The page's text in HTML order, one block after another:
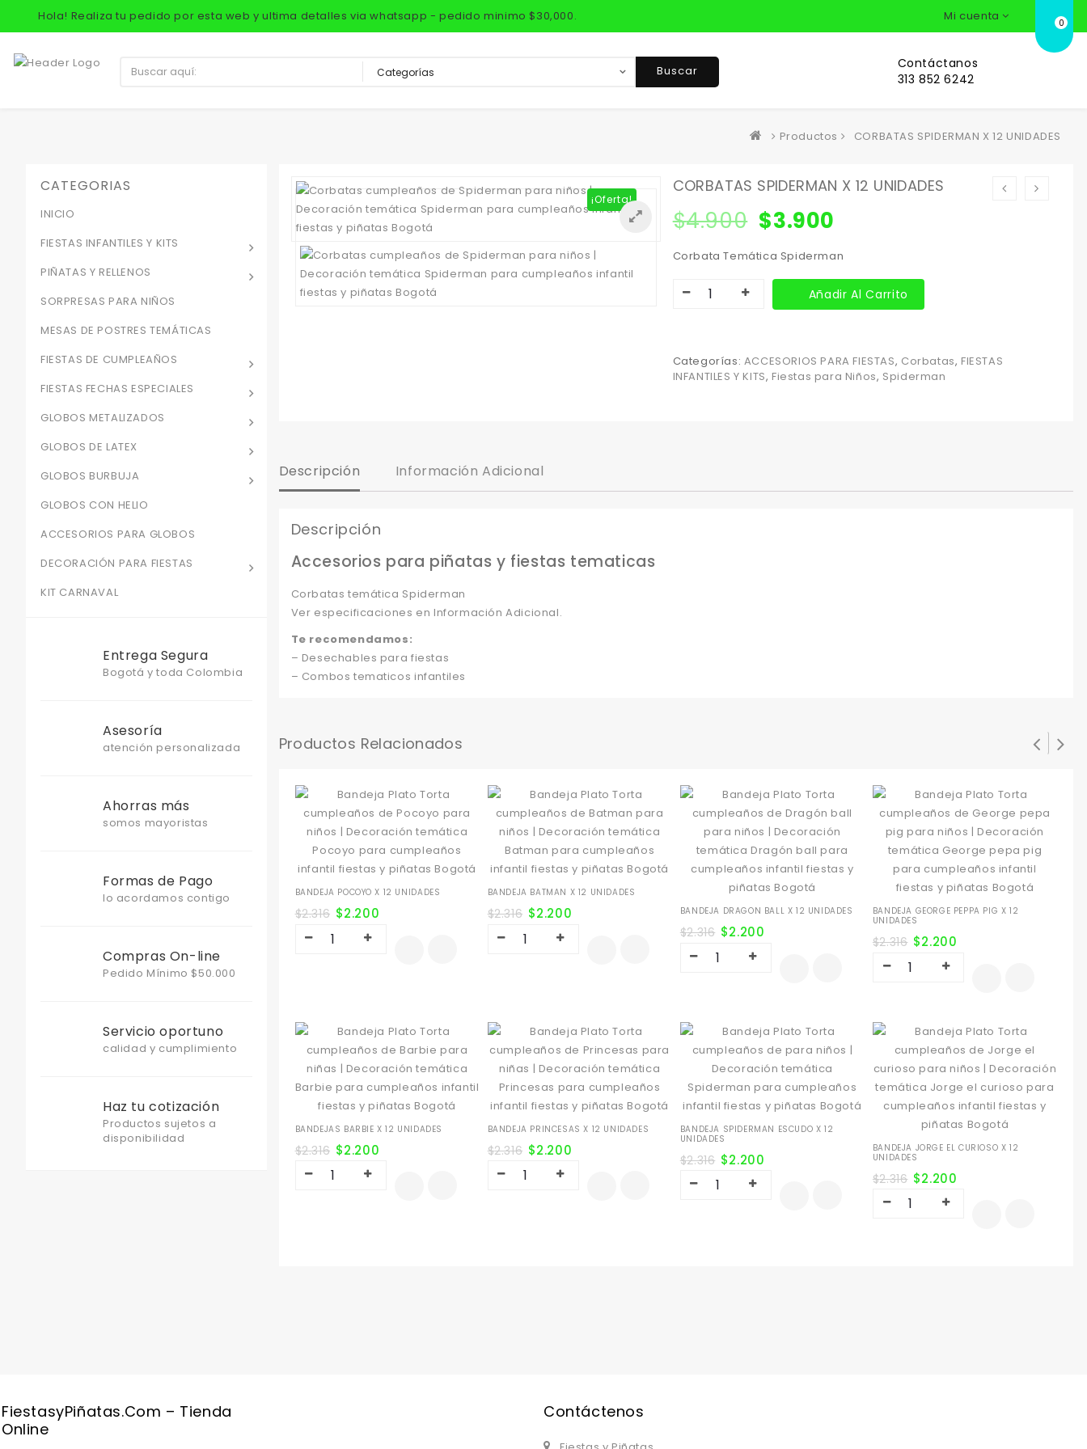
Hola! Realiza tu pedido por esta web y ultima detalles via whatsapp - pedido minimo $30,000. Mi cuenta 0
Contáctanos
313 852 6242
Buscar
Productos CORBATAS SPIDERMAN X 12 UNIDADES
¡Oferta!
CORBATAS SPIDERMAN X 12 UNIDADES
$4.900 $3.900
Corbata Temática Spiderman
Añadir Al Carrito
Categorías: ACCESORIOS PARA FIESTAS, Corbatas, FIESTAS
INFANTILES Y KITS, Fiestas para Niños, Spiderman
Descripción Información Adicional
Descripción
Accesorios para piñatas y fiestas tematicas
Corbatas temática Spiderman
Ver especificaciones en Información Adicional.
Te recomendamos:
– Desechables para fiestas
– Combos tematicos infantiles
Productos Relacionados
BANDEJA POCOYO X 12 UNIDADES
$2.316 $2.200
BANDEJA BATMAN X 12 UNIDADES
$2.316 $2.200 BANDEJA DRAGON BALL X 12 UNIDADES
$2.316 $2.200
BANDEJA GEORGE PEPPA PIG X 12
UNIDADES
$2.316 $2.200
BANDEJAS BARBIE X 12 UNIDADES
$2.316 $2.200
BANDEJA PRINCESAS X 12 UNIDADES
$2.316 $2.200
BANDEJA SPIDERMAN ESCUDO X 12
UNIDADES
$2.316 $2.200
BANDEJA JORGE EL CURIOSO X 12
UNIDADES
$2.316 $2.200
CATEGORIAS
INICIO
FIESTAS INFANTILES Y KITS
PIÑATAS Y RELLENOS
SORPRESAS PARA NIÑOS
MESAS DE POSTRES TEMÁTICAS
FIESTAS DE CUMPLEAÑOS
FIESTAS FECHAS ESPECIALES
GLOBOS METALIZADOS
GLOBOS DE LATEX
GLOBOS BURBUJA
GLOBOS CON HELIO
ACCESORIOS PARA GLOBOS
DECORACIÓN PARA FIESTAS
KIT CARNAVAL
Entrega Segura
Bogotá y toda Colombia
Asesoría
atención personalizada
Ahorras más
somos mayoristas
Formas de Pago
lo acordamos contigo
Compras On-line
Pedido Mínimo $50.000
Servicio oportuno
calidad y cumplimiento
Haz tu cotización
Productos sujetos a
disponibilidad
FiestasyPiñatas.com – Tienda
Online
Contáctenos